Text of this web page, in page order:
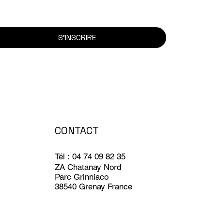
CONTACT
Tél : 04 74 09 82 35
ZA Chatanay Nord
Parc Grinniaco
38540 Grenay France
S'INSCRIRE